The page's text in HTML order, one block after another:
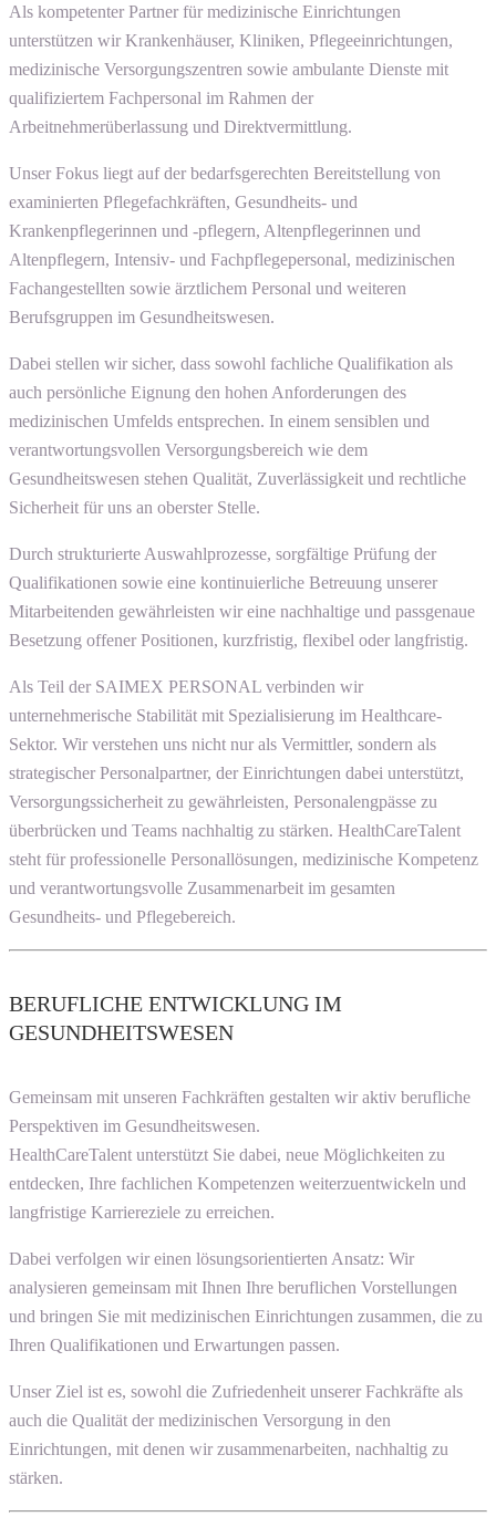
Als kompetenter Partner für medizinische Einrichtungen
unterstützen wir Krankenhäuser, Kliniken, Pflegeeinrichtungen,
medizinische Versorgungszentren sowie ambulante Dienste mit
qualifiziertem Fachpersonal im Rahmen der
Arbeitnehmerüberlassung und Direktvermittlung.
Unser Fokus liegt auf der bedarfsgerechten Bereitstellung von
examinierten Pflegefachkräften, Gesundheits- und
Krankenpflegerinnen und -pflegern, Altenpflegerinnen und
Altenpflegern, Intensiv- und Fachpflegepersonal, medizinischen
Fachangestellten sowie ärztlichem Personal und weiteren
Berufsgruppen im Gesundheitswesen.
Dabei stellen wir sicher, dass sowohl fachliche Qualifikation als
auch persönliche Eignung den hohen Anforderungen des
medizinischen Umfelds entsprechen. In einem sensiblen und
verantwortungsvollen Versorgungsbereich wie dem
Gesundheitswesen stehen Qualität, Zuverlässigkeit und rechtliche
Sicherheit für uns an oberster Stelle.
Durch strukturierte Auswahlprozesse, sorgfältige Prüfung der
Qualifikationen sowie eine kontinuierliche Betreuung unserer
Mitarbeitenden gewährleisten wir eine nachhaltige und passgenaue
Besetzung offener Positionen, kurzfristig, flexibel oder langfristig.
Als Teil der SAIMEX PERSONAL verbinden wir
unternehmerische Stabilität mit Spezialisierung im Healthcare-
Sektor. Wir verstehen uns nicht nur als Vermittler, sondern als
strategischer Personalpartner, der Einrichtungen dabei unterstützt,
Versorgungssicherheit zu gewährleisten, Personalengpässe zu
überbrücken und Teams nachhaltig zu stärken. HealthCareTalent
steht für professionelle Personallösungen, medizinische Kompetenz
und verantwortungsvolle Zusammenarbeit im gesamten
Gesundheits- und Pflegebereich.
BERUFLICHE ENTWICKLUNG IM
GESUNDHEITSWESEN
Gemeinsam mit unseren Fachkräften gestalten wir aktiv berufliche
Perspektiven im Gesundheitswesen.
HealthCareTalent unterstützt Sie dabei, neue Möglichkeiten zu
entdecken, Ihre fachlichen Kompetenzen weiterzuentwickeln und
langfristige Karriereziele zu erreichen.
Dabei verfolgen wir einen lösungsorientierten Ansatz: Wir
analysieren gemeinsam mit Ihnen Ihre beruflichen Vorstellungen
und bringen Sie mit medizinischen Einrichtungen zusammen, die zu
Ihren Qualifikationen und Erwartungen passen.
Unser Ziel ist es, sowohl die Zufriedenheit unserer Fachkräfte als
auch die Qualität der medizinischen Versorgung in den
Einrichtungen, mit denen wir zusammenarbeiten, nachhaltig zu
stärken.